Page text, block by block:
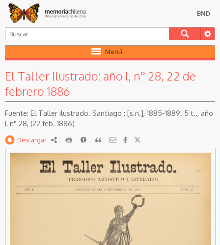
BND
Menú
El Taller Ilustrado: año I, n° 28, 22 de
febrero 1886
El Taller ilustrado. Santiago : [s.n.], 1885-1889. 5 t.., año
I, n° 28, (22 feb. 1886)
Descargar RDF imprimirReportarCitar